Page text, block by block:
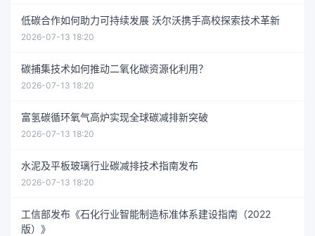
低碳合作如何助力可持续发展 沃尔沃携手高校探索技术革新
2026-07-13 18:20
碳捕集技术如何推动二氧化碳资源化利用？
2026-07-13 18:20
富氢碳循环氧气高炉实现全球碳减排新突破
2026-07-13 18:20
水泥及平板玻璃行业碳减排技术指南发布
2026-07-13 18:20
工信部发布《石化行业智能制造标准体系建设指南（2022
版）》